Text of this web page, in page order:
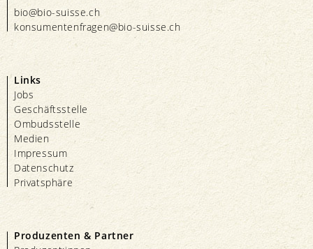
bio@bio-suisse.ch
konsumentenfragen@bio-suisse.ch
Links
Jobs
Geschäftsstelle
Ombudsstelle
Medien
Impressum
Datenschutz
Privatsphäre
Produzenten & Partner